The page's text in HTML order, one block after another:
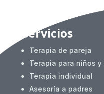
Servicios
Terapia de pareja
Terapia para niños
Terapia individual
Asesoría a padres